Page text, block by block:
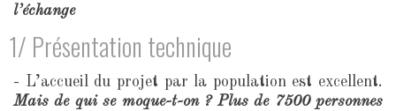
l’échange
1/ Présentation technique
- L’accueil du projet par la population est excellent.
Mais de qui se moque-t-on ? Plus de 7500 personnes